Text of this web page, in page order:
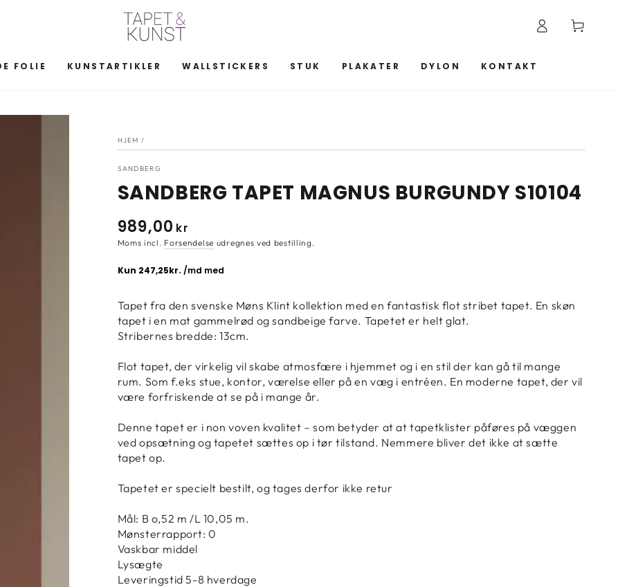
FOLIE KUNSTARTIKLER WALLSTICKERS STUK PLAKATER DYLON KONTAKT
ind
Kurv
HJEM /
SANDBERG
SANDBERG TAPET MAGNUS BURGUNDY S10104
Normal
pris
989,00 kr
Moms incl. Forsendelse udregnes ved bestilling.
Tapet fra den svenske Møns Klint kollektion med en fantastisk flot stribet tapet. En skøn
tapet i en mat gammelrød og sandbeige farve. Tapetet er helt glat.
Stribernes bredde: 13cm.
Flot tapet, der virkelig vil skabe atmosfære i hjemmet og i en stil der kan gå til mange
rum. Som f.eks stue, kontor, værelse eller på en væg i entréen. En moderne tapet, der vil
være forfriskende at se på i mange år.
Denne tapet er i non voven kvalitet – som betyder at at tapetklister påføres på væggen
ved opsætning og tapetet sættes op i tør tilstand. Nemmere bliver det ikke at sætte
tapet op.
Tapetet er specielt bestilt, og tages derfor ikke retur
Mål: B o,52 m /L 10,05 m.
Mønsterrapport: 0
Vaskbar middel
Lysægte
Leveringstid 5-8 hverdage